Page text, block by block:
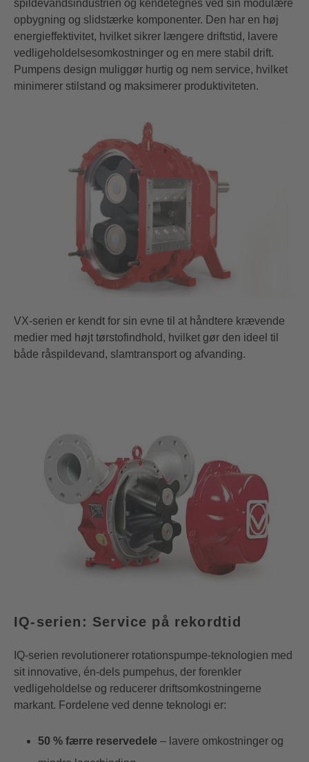
spildevandsindustrien og kendetegnes ved sin modulære
opbygning og slidstærke komponenter. Den har en høj
energieffektivitet, hvilket sikrer længere driftstid, lavere
vedligeholdelsesomkostninger og en mere stabil drift.
Pumpens design muliggør hurtig og nem service, hvilket
minimerer stilstand og maksimerer produktiviteten.
VX-serien er kendt for sin evne til at håndtere krævende
medier med højt tørstofindhold, hvilket gør den ideel til
både råspildevand, slamtransport og afvanding.
IQ-serien: Service på rekordtid
IQ-serien revolutionerer rotationspumpe-teknologien med
sit innovative, én-dels pumpehus, der forenkler
vedligeholdelse og reducerer driftsomkostningerne
markant. Fordelene ved denne teknologi er:
50 % færre reservedele – lavere omkostninger og